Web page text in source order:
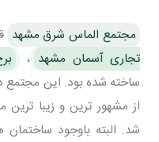
مجتمع الماس شرق مشهد
تجاری آسمان مشهد ،
ساخته شده بود. این مجتمع
از مشهور ترین و زیبا
شد. البته باوجود